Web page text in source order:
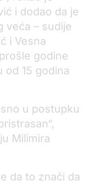
i dodao da je
veća – sudije
i Vesna
godine
od 15 godina
u postupku
Milimira
da to znači da